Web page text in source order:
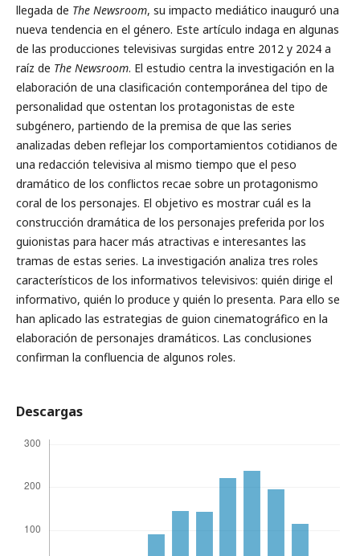
llegada de The Newsroom, su impacto mediático inauguró una
nueva tendencia en el género. Este artículo indaga en algunas
de las producciones televisivas surgidas entre 2012 y 2024 a
raíz de The Newsroom. El estudio centra la investigación en la
elaboración de una clasificación contemporánea del tipo de
personalidad que ostentan los protagonistas de este
subgénero, partiendo de la premisa de que las series
analizadas deben reflejar los comportamientos cotidianos de
una redacción televisiva al mismo tiempo que el peso
dramático de los conflictos recae sobre un protagonismo
coral de los personajes. El objetivo es mostrar cuál es la
construcción dramática de los personajes preferida por los
guionistas para hacer más atractivas e interesantes las
tramas de estas series. La investigación analiza tres roles
característicos de los informativos televisivos: quién dirige el
informativo, quién lo produce y quién lo presenta. Para ello se
han aplicado las estrategias de guion cinematográfico en la
elaboración de personajes dramáticos. Las conclusiones
confirman la confluencia de algunos roles.
Descargas